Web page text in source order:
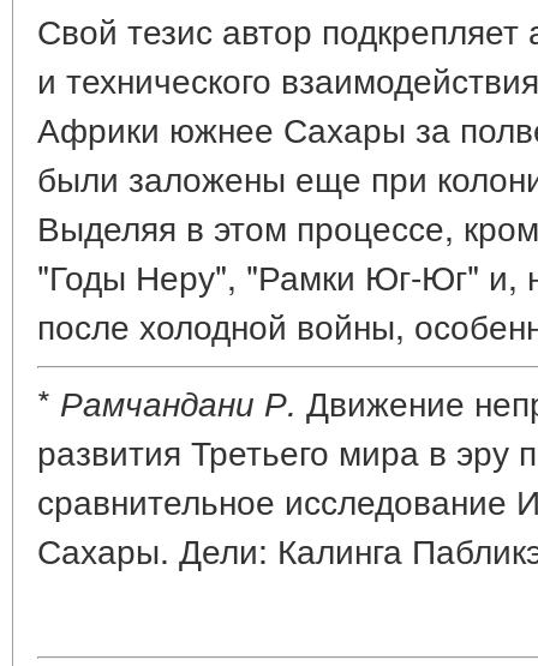
Свой тезис автор
и технического
Африки южнее Сахары за
были заложены еще при
Выделяя в этом процессе,
"Годы Неру", "Рамки Юг-Юг" и,
после холодной войны,
* Рамчандани Р. Движение
развития Третьего мира в эру
сравнительное
Сахары. Дели: Калинга